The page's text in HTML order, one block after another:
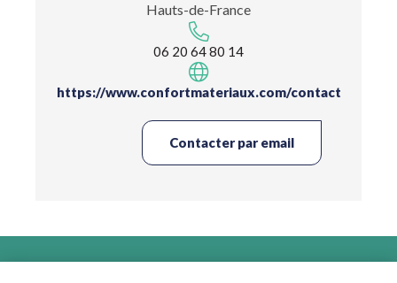
Hauts-de-France
06 20 64 80 14
https://www.confortmateriaux.com/contact
Contacter par email